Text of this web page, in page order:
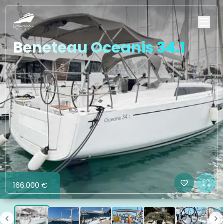
Beneteau Oceanis 34.1
166.000 €